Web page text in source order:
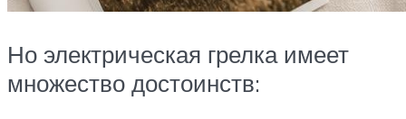
Но электрическая грелка имеет
множество достоинств: